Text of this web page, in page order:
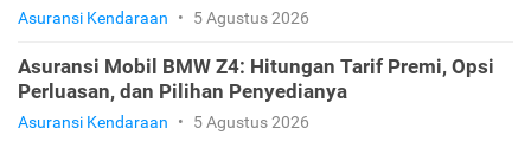
Asuransi Kendaraan • 5 Agustus 2026
Asuransi Mobil BMW Z4: Hitungan Tarif Premi, Opsi
Perluasan, dan Pilihan Penyedianya
Asuransi Kendaraan • 5 Agustus 2026